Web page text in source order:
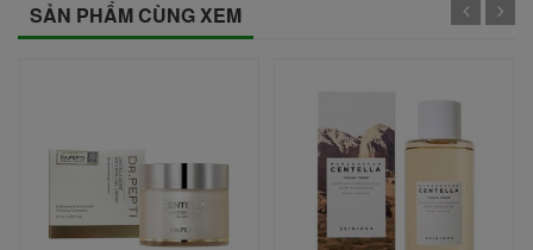
SẢN PHẨM CÙNG XEM